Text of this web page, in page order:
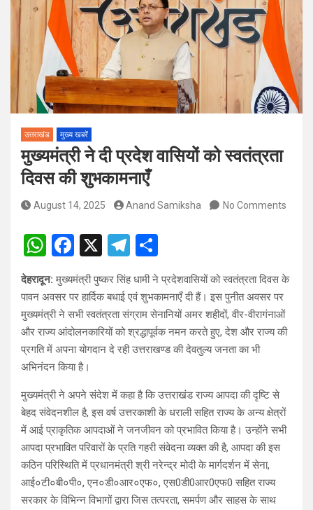
पदों पर होगा चयन
विश्व संस्कृत दिवस से पूर्व, उत्तराखण्ड ने वैश्विक स्तर पर संस्कृत के प्रसार
को दिया नया आयाम
उत्तराखंड मुख्य खबरें
मुख्यमंत्री ने दी प्रदेश वासियों को स्वतंत्रता
दिवस की शुभकामनाएँ
August 14, 2025 Anand Samiksha No Comments
W
at
s
A
p
p
F
a
ce
b
o
o
k
X
T
el
e
gr
a
m
ar
e
देहरादून: मुख्यमंत्री पुष्कर सिंह धामी ने प्रदेशवासियों को स्वतंत्रता दिवस के
पावन अवसर पर हार्दिक बधाई एवं शुभकामनाएँ दी हैं। इस पुनीत अवसर पर
मुख्यमंत्री ने सभी स्वतंत्रता संग्राम सेनानियों अमर शहीदों, वीर-वीरागंनाओं
और राज्य आंदोलनकारियों को श्रद्धापूर्वक नमन करते हुए, देश और राज्य की
प्रगति में अपना योगदान दे रही उत्तराखण्ड की देवतुल्य जनता का भी
अभिनंदन किया है।
मुख्यमंत्री ने अपने संदेश में कहा है कि उत्तराखंड राज्य आपदा की दृष्टि से
बेहद संवेदनशील है, इस वर्ष उत्तरकाशी के धराली सहित राज्य के अन्य क्षेत्रों
में आई प्राकृतिक आपदाओं ने जनजीवन को प्रभावित किया है। उन्होंने सभी
आपदा प्रभावित परिवारों के प्रति गहरी संवेदना व्यक्त की है, आपदा की इस
कठिन परिस्थिति में प्रधानमंत्री श्री नरेन्द्र मोदी के मार्गदर्शन में सेना,
आई०टी०बी०पी०, एन०डी०आर०एफ०, एस0डी0आर0एफ0 सहित राज्य
सरकार के विभिन्न विभागों द्वारा जिस तत्परता, समर्पण और साहस के साथ